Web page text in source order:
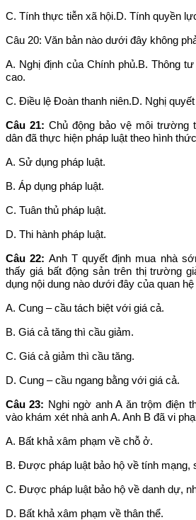
C. Tính thực tiễn xã hội.D. Tính quyền
Câu 20: Văn bản nào dưới đây không
A. Nghị định của Chính phủ.B. Thông
cao.
C. Điều lệ Đoàn thanh niên.D. Nghị
Câu 21: Chủ động bảo vệ môi trường
dân đã thực hiện pháp luật theo hình
A. Sử dụng pháp luật.
B. Áp dụng pháp luật.
C. Tuân thủ pháp luật.
D. Thi hành pháp luật.
Câu 22: Anh T quyết định mua nhà
thấy giá bất động sản trên thị trường
dụng nội dung nào dưới đây của quan
A. Cung – cầu tách biệt với giá cả.
B. Giá cả tăng thì cầu giảm.
C. Giá cả giảm thì cầu tăng.
D. Cung – cầu ngang bằng với giá cả.
Câu 23: Nghi ngờ anh A ăn trộm điện
vào khám xét nhà anh A. Anh B đã vi
A. Bất khả xâm phạm về chỗ ở.
B. Được pháp luật bảo hộ về tính mạng,
C. Được pháp luật bảo hộ về danh dự,
D. Bất khả xâm phạm về thân thể.